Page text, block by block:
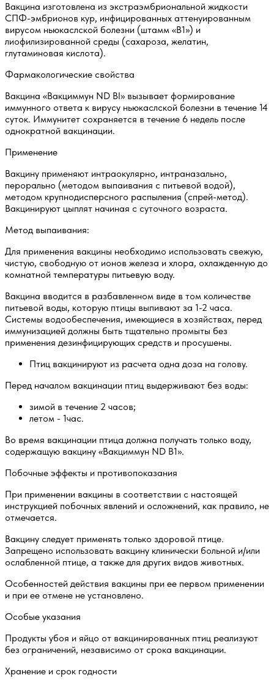
Вакцина изготовлена из экстраэмбриональной жидкости
СПФ-эмбрионов кур, инфицированных аттенуированным
вирусом ньюкаслской болезни (штамм «В1») и
лиофилизированной среды (сахароза, желатин,
глутаминовая кислота).
Фармакологические свойства
Вакцина «Вакциммун ND Bl» вызывает формирование
иммунного ответа к вирусу ньюкаслской болезни в течение 14
суток. Иммунитет сохраняется в течение 6 недель после
однократной вакцинации.
Применение
Вакцину применяют интраокулярно, интраназально,
перорально (методом выпаивания с питьевой водой),
методом крупнодисперсного распыления (спрей-метод).
Вакцинируют цыплят начиная с суточного возраста.
Метод выпаивания:
Для применения вакцины необходимо использовать свежую,
чистую, свободную от ионов железа и хлора, охлажденную до
комнатной температуры питьевую воду.
Вакцина вводится в разбавленном виде в том количестве
питьевой воды, которую птицы выпивают за 1-2 часа.
Системы водообеспечения, имеющиеся в хозяйствах, перед
иммунизацией должны быть тщательно промыты без
применения дезинфицирующих средств и просушены.
Птиц вакцинируют из расчета одна доза на голову.
Перед началом вакцинации птиц выдерживают без воды:
зимой в течение 2 часов;
летом - 1час.
Во время вакцинации птица должна получать только воду,
содержащую вакцину «Вакциммун ND B1».
Побочные эффекты и противопоказания
При применении вакцины в соответствии с настоящей
инструкцией побочных явлений и осложнений, как правило, не
отмечается.
Вакцину следует применять только здоровой птице.
Запрещено использовать вакцину клинически больной и/или
ослабленной птице, а также для других видов животных.
Особенностей действия вакцины при ее первом применении
и при ее отмене не установлено.
Особые указания
Продукты убоя и яйцо от вакцинированных птиц реализуют
без ограничений, независимо от срока вакцинации.
Хранение и срок годности